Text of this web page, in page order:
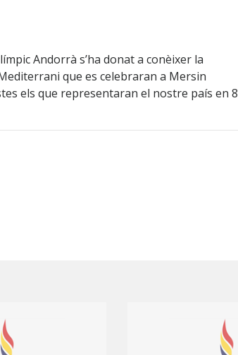
Andorrà s’ha donat a conèixer la
que es celebraran a Mersin
els que representaran el nostre país en 8